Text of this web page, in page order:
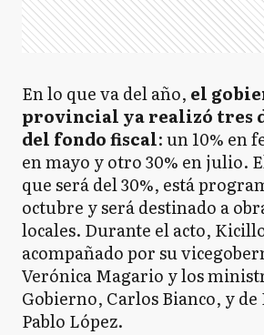
En lo que va del año, el
provincial ya realizó tres
del fondo fiscal: un 10% en
en mayo y otro 30% en julio.
que será del 30%, está
octubre y será destinado a
locales. Durante el acto,
acompañado por su
Verónica Magario y los
Gobierno, Carlos Bianco, y
Pablo López.